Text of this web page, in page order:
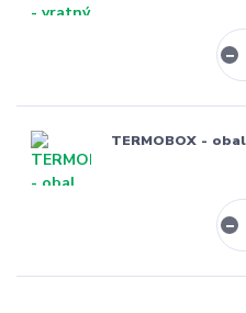
TERMOBOX - obal